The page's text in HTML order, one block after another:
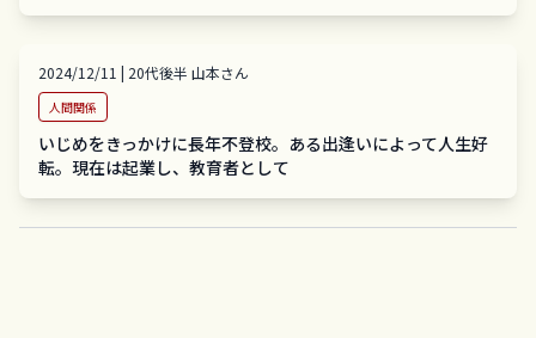
2024/12/11 | 20代後半 山本さん
人間関係
いじめをきっかけに長年不登校。ある出逢いによって人生好
転。現在は起業し、教育者として